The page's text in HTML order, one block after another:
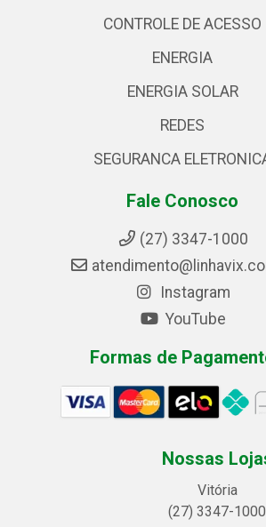
CONTROLE DE ACESSO
ENERGIA
ENERGIA SOLAR
REDES
SEGURANCA
Fale Conosco
(27) 3347-1000
Instagram
YouTube
Formas de
Nossas
Vitória
(27) 3347-1000